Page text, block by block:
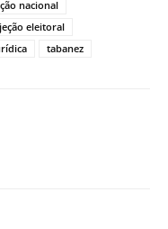
nacional
eleitoral
tabanez